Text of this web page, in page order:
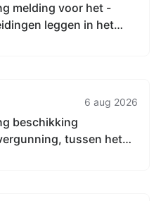
melding voor het -
leggen in het
6 aug 2026
beschikking
tussen het